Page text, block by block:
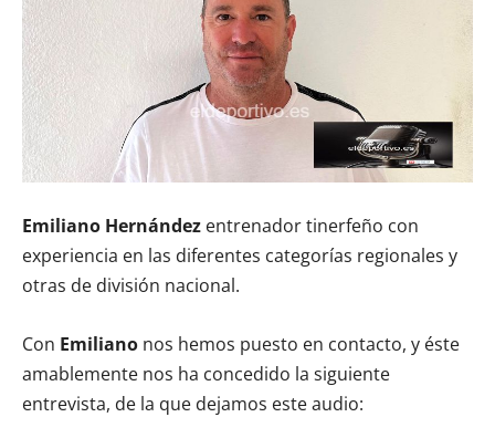
Emiliano Hernández entrenador tinerfeño con
experiencia en las diferentes categorías regionales y
otras de división nacional.
Con Emiliano nos hemos puesto en contacto, y éste
amablemente nos ha concedido la siguiente
entrevista, de la que dejamos este audio: